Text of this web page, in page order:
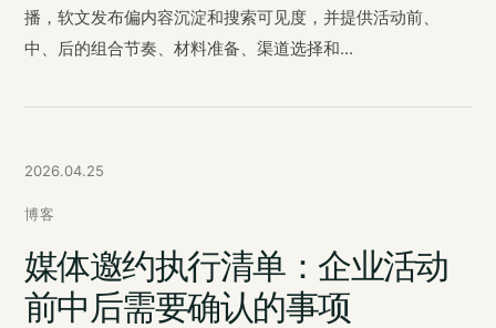
播，软文发布偏内容沉淀和搜索可见度，并提供活动前、
中、后的组合节奏、材料准备、渠道选择和...
2026.04.25
博客
媒体邀约执行清单：企业活动
前中后需要确认的事项